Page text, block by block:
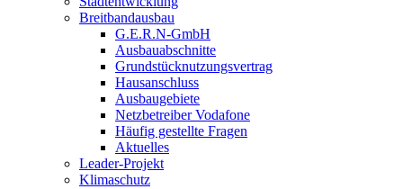
Breitbandausbau
G.E.R.N-GmbH
Ausbauabschnitte
Grundstücknutzungsvertrag
Hausanschluss
Ausbaugebiete
Netzbetreiber Vodafone
Häufig gestellte Fragen
Aktuelles
Leader-Projekt
Klimaschutz